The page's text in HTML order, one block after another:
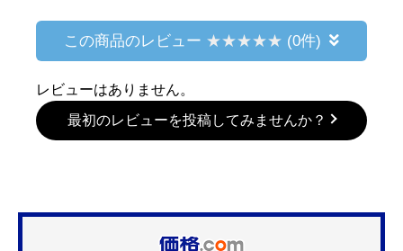
この商品のレビュー (0件)
レビューはありません。
最初のレビューを投稿してみませんか？